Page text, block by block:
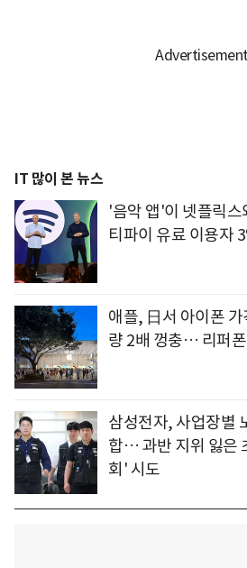
IT 많이 본 뉴스
'음악 앱'이 넷플릭
티파이 유료 이용자
애플, 日서 아이폰
량 2배 껑충… 리퍼
삼성전자, 사업장별
합… 과반 지위 잃은
회' 시도